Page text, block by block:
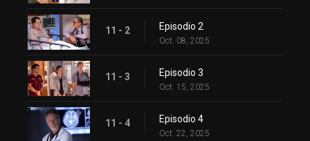
11 - 2 Episodio 2
Oct. 08, 2025
11 - 3 Episodio 3
Oct. 15, 2025
11 - 4 Episodio 4
Oct. 22, 2025